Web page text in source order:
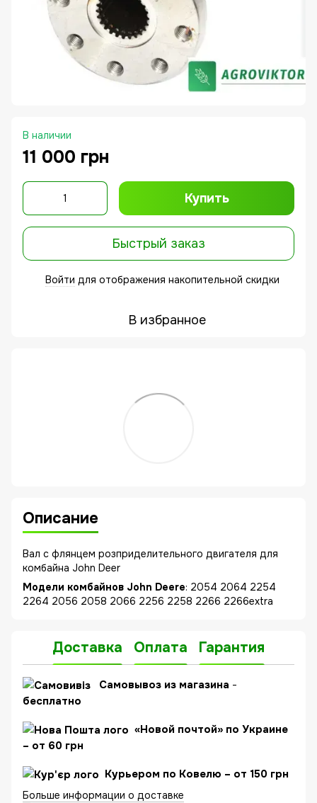
В наличии
11 000 грн
Купить
Быстрый заказ
Войти для отображения накопительной скидки
В избранное
Описание
Вал с флянцем розприделительного двигателя для
комбайна John Deer
Модели комбайнов John Deere: 2054 2064 2254
2264 2056 2058 2066 2256 2258 2266 2266extra
Доставка Оплата Гарантия
Cамовывоз из магазина -
бесплатно
«Новой почтой» по Украине
– от 60 грн
Курьером по Ковелю – от 150 грн
Больше информации о доставке